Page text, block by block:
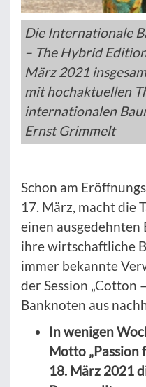
Die Internationale
– The Hybrid
März 2021
mit hochaktuellen
internationalen
Ernst Grimmelt
Schon am
17. März, macht die
einen ausgedehnten
ihre wirtschaftliche
immer bekannte
der Session „Cotton
Banknoten aus
In wenigen
Motto „Passion
18. März 2021